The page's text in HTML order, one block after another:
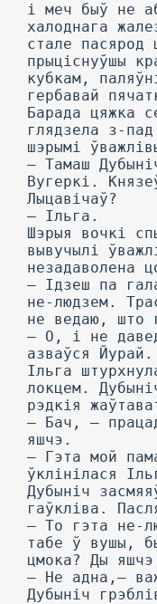
і меч быў не
халоднага
стале пасярод
прыціснуўшы
кубкам,
гербавай
Барада цяжка
глядзела з-
шэрымі
— Тамаш
Вугеркі.
Лыцавічаў?
— Ільга.
Шэрыя вочкі
вывучылі
незадаволена
— Ідзеш па
не-людзем.
не ведаю, што
— О, і не
азваўся
Ільга
локцем.
рэдкія
— Бач, —
яшчэ.
— Гэта мой
ўклінілася
Дубыніч
гаўкліва.
— To гэта не-
табе ў вушы,
цмока? Ды
— He адна,—
Дубыніч